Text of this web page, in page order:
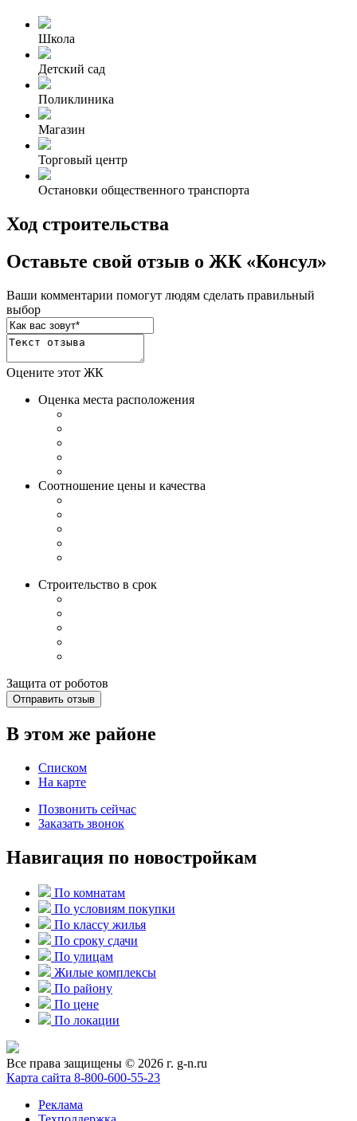
Школа
Детский сад
Поликлиника
Магазин
Торговый центр
Остановки общественного транспорта
Ход строительства
Оставьте свой отзыв о ЖК «Консул»
Ваши комментарии помогут людям сделать правильный
выбор
Оцените этот ЖК
Оценка места расположения
Соотношение цены и качества
Строительство в срок
Защита от роботов
Отправить отзыв
В этом же районе
Списком
На карте
Позвонить сейчас
Заказать звонок
Навигация по новостройкам
По комнатам
По условиям покупки
По классу жилья
По сроку сдачи
По улицам
Жилые комплексы
По району
По цене
По локации
Все права защищены © 2026 г. g-n.ru
Карта сайта 8-800-600-55-23
Реклама